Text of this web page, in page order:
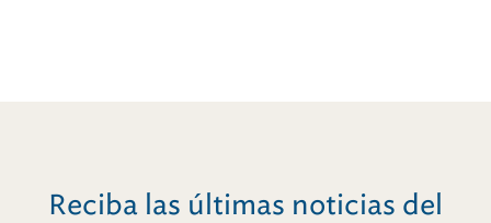
Reciba las últimas noticias del